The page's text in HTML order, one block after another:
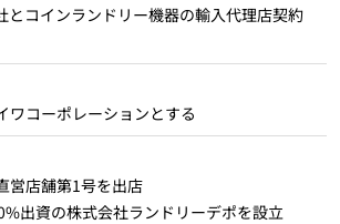
とコインランドリー機器の輸入代理店契約
ワコーポレーションとする
営店舗第1号を出店
出資の株式会社ランドリーデポを設立